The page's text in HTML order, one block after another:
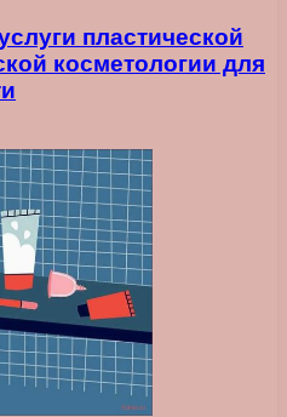
пластической
косметологии для